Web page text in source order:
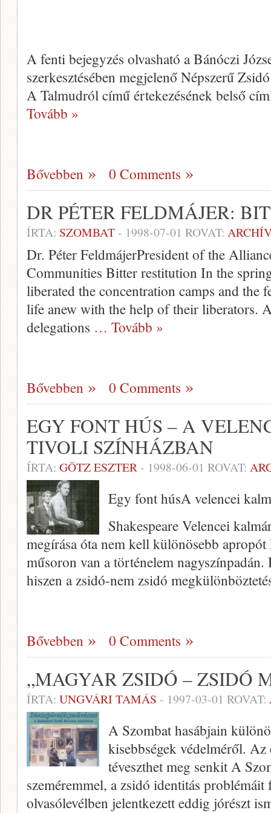
A fenti bejegyzés olvasható a Bánóczi
szerkesztésé­ben megjelenő Népszerű
A Talmudról cí­mű értekezésének belső
Tovább »
Bővebben 0 Comments
DR PÉTER FELDMÁJER:
ÍRTA: SZOMBAT- 1998-07-01 ROVAT:
Dr. Péter FeldmájerPresident of the
Communities Bitter restitution In the
liberated the concentration camps and the
life anew with the help of their liberators.
delegations … Tovább »
Bővebben 0 Comments
EGY FONT HÚS – A
TIVOLI SZÍNHÁZBAN
ÍRTA: GÖTZ ESZTER- 1998-06-01 ROVAT:
Egy font húsA velencei
Shakespeare Velencei
megírása óta nem kell különösebb
műsoron van a történelem
hiszen a zsidó-nem zsidó
Bővebben 0 Comments
„MAGYAR ZSIDÓ – ZSIDÓ
ÍRTA: UNGVÁRI TAMÁS - 1997-03-01 ROVAT:
A Szombat hasábjain
kisebbségek védelméről.
téveszthet meg senkit A
szeméremmel, a zsidó identitás problé­máit
olvasólevélben jelentkezett eddig jórészt